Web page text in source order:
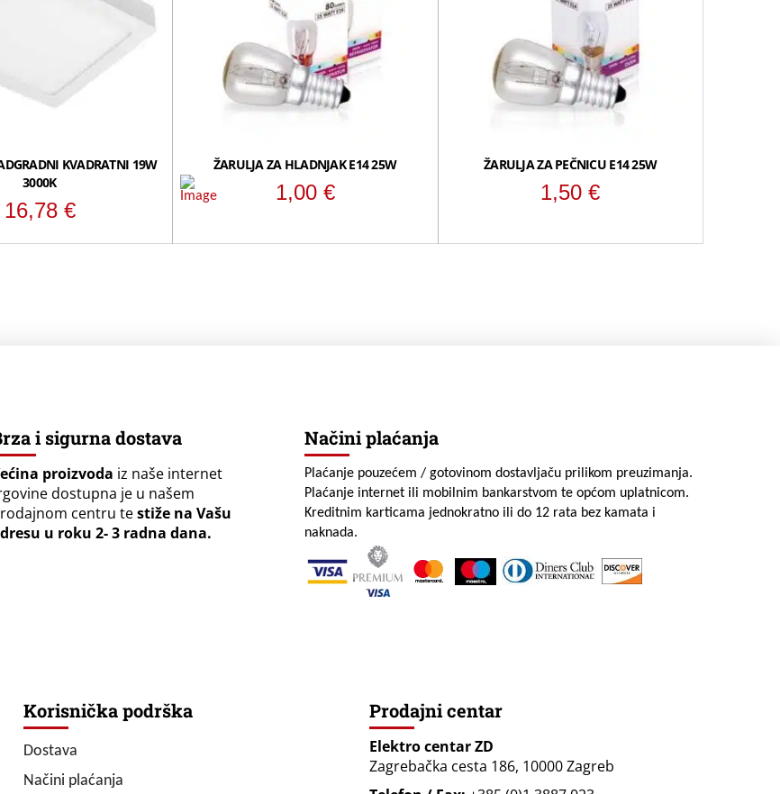
KVADRATNI 19W
3000K
16,78 €
ŽARULJA ZA HLADNJAK E14 25W
1,00 €
ŽARULJA ZA PEČNICU E14 25W
1,50€
i sigurna dostava
proizvoda iz naše internet
dostupna je u našem
centru testiže na Vašu
u roku 2- 3 radna dana.
Načini plaćanja
Plaćanje pouzećem / gotovinom dostavljaču prilikom preuzimanja.
Plaćanje internet ili mobilnim bankarstvom te općom uplatnicom.
Kreditnim karticama jednokratno ili do 12 rata bez kamata i
naknada.
Korisnička podrška
Dostava
Načini plaćanja
Prodajni centar
Elektro centar ZD
Zagrebačka cesta 186, 10000 Zagreb